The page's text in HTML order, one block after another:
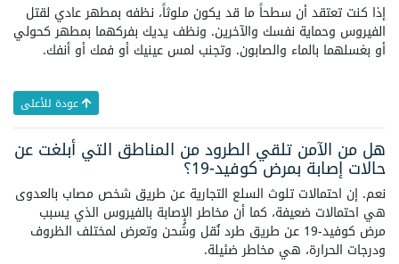
إذا كنت تعتقد أن سطحاً ما قد يكون ملوثاً، نظفه بمطهر عادي لقتل
الفيروس وحماية نفسك والآخرين. ونظف يديك بفركهما بمطهر كحولي
أو بغسلهما بالماء والصابون. وتجنب لمس عينيك أو فمك أو أنفك.
عودة للأعلى
هل من الآمن تلقي الطرود من المناطق التي أبلغت عن
حالات إصابة بمرض كوفيد-19؟
نعم. إن احتمالات تلوث السلع التجارية عن طريق شخص مصاب بالعدوى
هي احتمالات ضعيفة، كما أن مخاطر الإصابة بالفيروس الذي يسبب
مرض كوفيد-19 عن طريق طرد نُقل وشُحن وتعرض لمختلف الظروف
ودرجات الحرارة، هي مخاطر ضئيلة.